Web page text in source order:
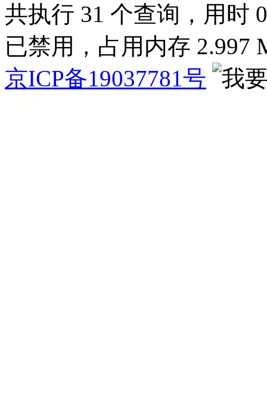
共执行 31 个查询，用时
已禁用，占用内存 2.997
京ICP备19037781号